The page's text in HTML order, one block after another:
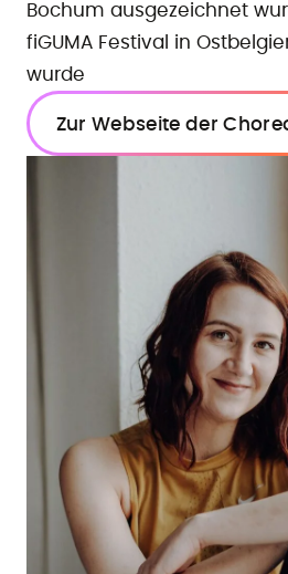
Bochum ausgezeichnet
fiGUMA Festival in
wurde
Zur Webseite der